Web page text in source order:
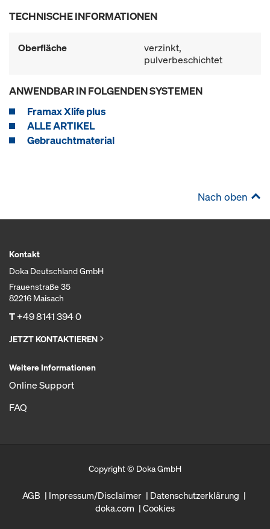
TECHNISCHE INFORMATIONEN
Oberfläche
verzinkt,
pulverbeschichtet
ANWENDBAR IN FOLGENDEN SYSTEMEN
Framax Xlife plus
ALLE ARTIKEL
Gebrauchtmaterial
Nach oben
Kontakt
Doka Deutschland GmbH
Frauenstraße 35
82216 Maisach
T+49 8141 394 0
JETZT KONTAKTIEREN
Weitere Informationen
Online Support
FAQ
Copyright © Doka GmbH
AGB Impressum/Disclaimer
Datenschutzerklärung
doka.com
Cookies